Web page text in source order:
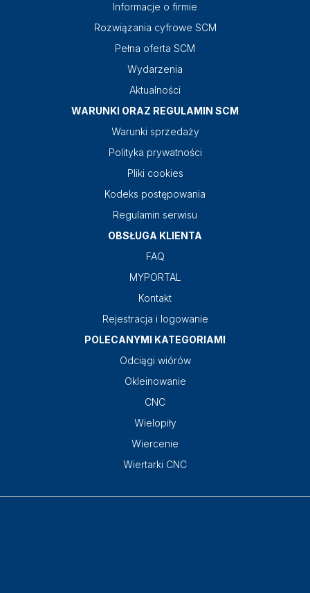
Informacje o firmie
Rozwiązania cyfrowe SCM
Pełna oferta SCM
Wydarzenia
Aktualności
WARUNKI ORAZ REGULAMIN SCM
Warunki sprzedaży
Polityka prywatności
Pliki cookies
Kodeks postępowania
Regulamin serwisu
OBSŁUGA KLIENTA
FAQ
MYPORTAL
Kontakt
Rejestracja i logowanie
POLECANYMI KATEGORIAMI
Odciągi wiórów
Okleinowanie
CNC
Wielopiły
Wiercenie
Wiertarki CNC